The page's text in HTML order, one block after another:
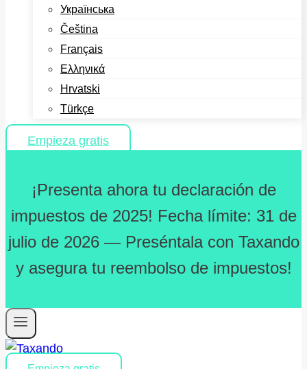
Українська
Čeština
Français
Ελληνικά
Hrvatski
Türkçe
Empieza gratis
¡Presenta ahora tu declaración de
impuestos de 2025! Fecha límite: 31 de
julio de 2026 — Preséntala con Taxando
y asegura tu reembolso de impuestos!